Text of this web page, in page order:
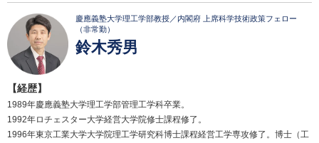
慶應義塾大学理工学部教授／内閣府 上席科学技術政策フェロー
（非常勤）
鈴木秀男
【経歴】
1989年慶應義塾大学理工学部管理工学科卒業。
1992年ロチェスター大学経営大学院修士課程修了。
1996年東京工業大学大学院理工学研究科博士課程経営工学専攻修了。博士（工